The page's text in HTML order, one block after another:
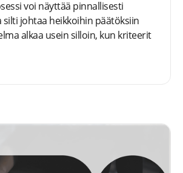
voi näyttää pinnallisesti
silti johtaa heikkoihin päätöksiin
alkaa usein silloin, kun kriteerit
mukana koko